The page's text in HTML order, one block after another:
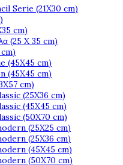
Serie (21X30 cm)
cm)
(25 X 35 cm)
(45X45 cm)
(45X45 cm)
cm)
(25X36 cm)
(45X45 cm)
(50X70 cm)
(25X25 cm)
(25X36 cm)
(45X45 cm)
(50X70 cm)